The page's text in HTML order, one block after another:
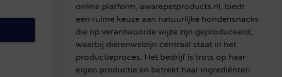
online platform, awarepetproducts.nl, biedt
een ruime keuze aan natuurlijke hondensnacks
die op verantwoorde wijze zijn geproduceerd,
waarbij dierenwelzijn centraal staat in het
productieproces. Het bedrijf is trots op haar
eigen productie en betrekt haar ingrediënten